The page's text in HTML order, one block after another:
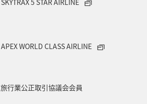
SKYTRAX 5 STAR AIRLINE
APEX WORLD CLASS AIRLINE
旅行業公正取引協議会会員